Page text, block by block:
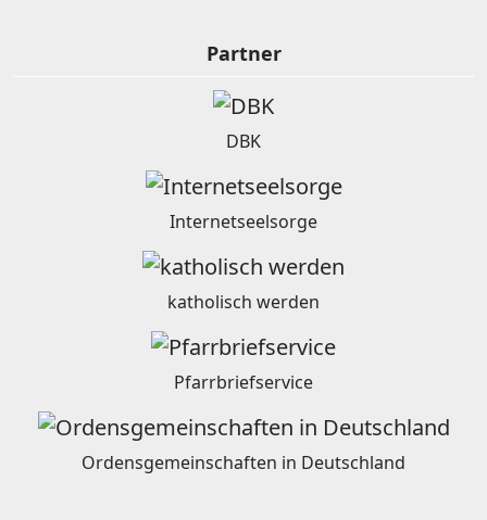
Partner
DBK
Internetseelsorge
katholisch werden
Pfarrbriefservice
Ordensgemeinschaften in Deutschland